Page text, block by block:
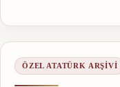
ÖZEL ATATÜRK ARŞIVI